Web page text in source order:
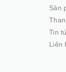
Sản
Tin
Liên